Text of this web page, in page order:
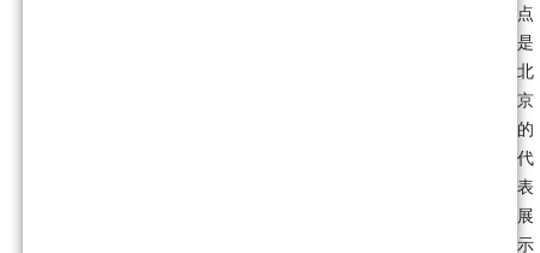
点
是
北
京
的
代
表
展
示